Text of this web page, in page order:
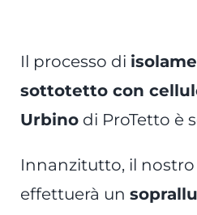
Il processo di
sottotetto con
Urbino di ProTetto è
Innanzitutto, il
effettuerà un